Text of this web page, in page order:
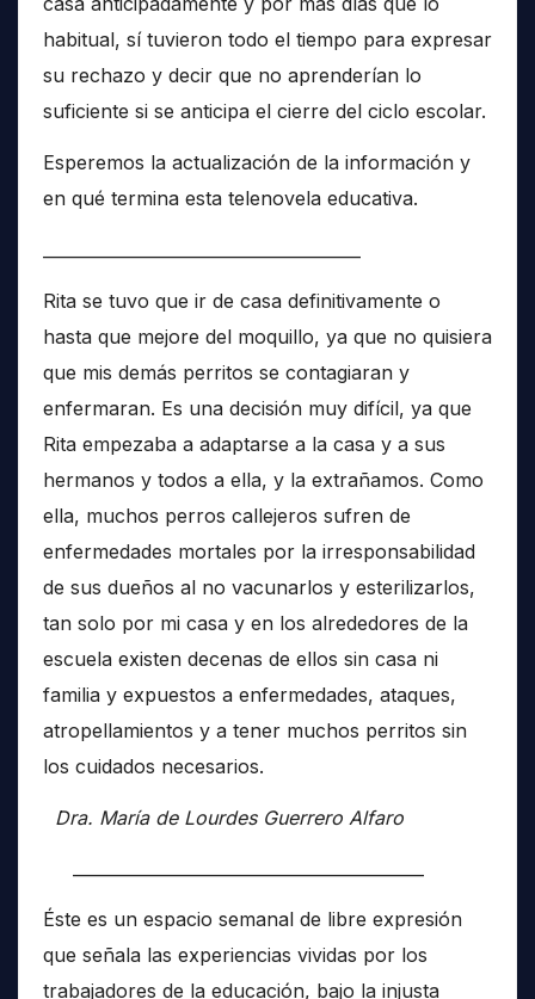
habitual, sí tuvieron todo el tiempo para expresar
su rechazo y decir que no aprenderían lo
suficiente si se anticipa el cierre del ciclo escolar.
Esperemos la actualización de la información y
en qué termina esta telenovela educativa.
Rita se tuvo que ir de casa definitivamente o
hasta que mejore del moquillo, ya que no quisiera
que mis demás perritos se contagiaran y
enfermaran. Es una decisión muy difícil, ya que
Rita empezaba a adaptarse a la casa y a sus
hermanos y todos a ella, y la extrañamos. Como
ella, muchos perros callejeros sufren de
enfermedades mortales por la irresponsabilidad
de sus dueños al no vacunarlos y esterilizarlos,
tan solo por mi casa y en los alrededores de la
escuela existen decenas de ellos sin casa ni
familia y expuestos a enfermedades, ataques,
atropellamientos y a tener muchos perritos sin
los cuidados necesarios.
Dra. María de Lourdes Guerrero Alfaro
Éste es un espacio semanal de libre expresión
que señala las experiencias vividas por los
trabajadores de la educación, bajo la injusta